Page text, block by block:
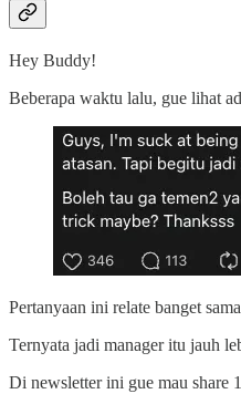
Hey Buddy!
Beberapa waktu lalu, gue lihat
Pertanyaan ini relate banget
Ternyata jadi manager itu jauh
Di newsletter ini gue mau share